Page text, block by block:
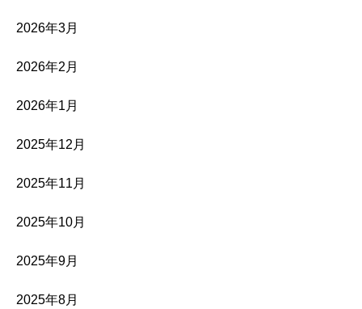
2026年3月
2026年2月
2026年1月
2025年12月
2025年11月
2025年10月
2025年9月
2025年8月